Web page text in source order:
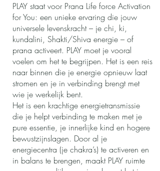
PLAY staat voor Prana Life force Activation
for You: een unieke ervaring die jouw
universele levenskracht – je chi, ki,
kundalini, Shakti/Shiva energie – of
prana activeert. PLAY moet je vooral
voelen om het te begrijpen. Het is een reis
naar binnen die je energie opnieuw laat
stromen en je in verbinding brengt met
wie je werkelijk bent.
Het is een krachtige energietransmissie
die je helpt verbinding te maken met je
pure essentie, je innerlijke kind en hogere
bewustzijnslagen. Door al je
energiecentra (je chakra’s) te activeren en
in balans te brengen, maakt PLAY ruimte